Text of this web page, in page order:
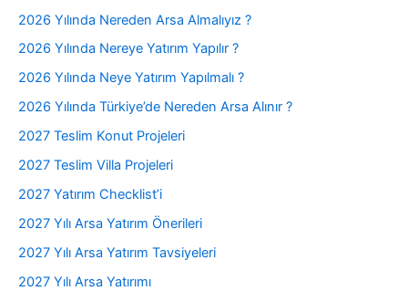
2026 Yılında Nereden Arsa Almalıyız ?
2026 Yılında Nereye Yatırım Yapılır ?
2026 Yılında Neye Yatırım Yapılmalı ?
2026 Yılında Türkiye’de Nereden Arsa Alınır ?
2027 Teslim Konut Projeleri
2027 Teslim Villa Projeleri
2027 Yatırım Checklist’i
2027 Yılı Arsa Yatırım Önerileri
2027 Yılı Arsa Yatırım Tavsiyeleri
2027 Yılı Arsa Yatırımı